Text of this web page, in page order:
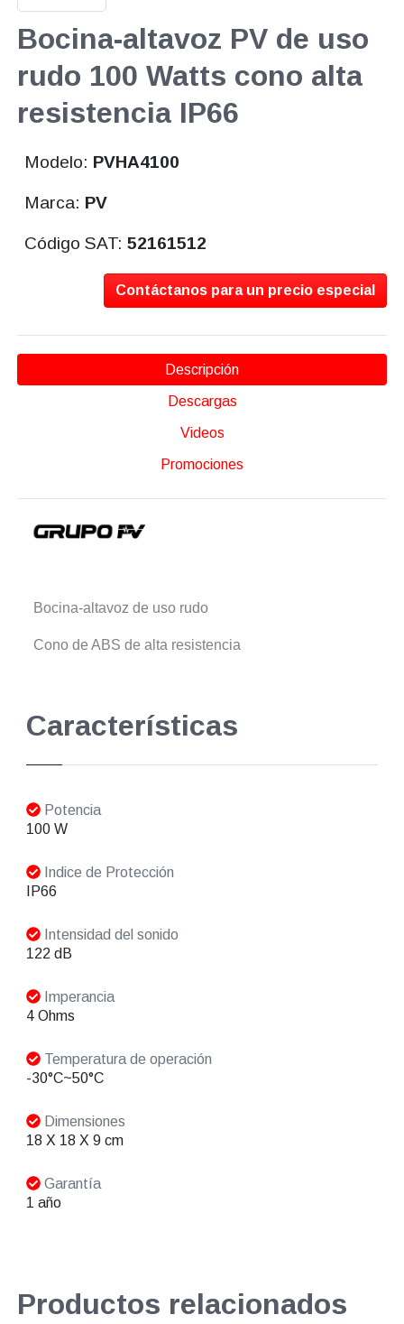
Bocina-altavoz PV de uso
rudo 100 Watts cono alta
resistencia IP66
Modelo: PVHA4100
Marca: PV
Código SAT:52161512
Contáctanos para un precio especial
Descripción
Descargas
Videos
Promociones
Bocina-altavoz de uso rudo
Cono de ABS de alta resistencia
Características
Potencia
100 W
Indice de Protección
IP66
Intensidad del sonido
122 dB
Imperancia
4 Ohms
Temperatura de operación
-30°C~50°C
Dimensiones
18 X 18 X 9 cm
Garantía
1 año
Productos relacionados